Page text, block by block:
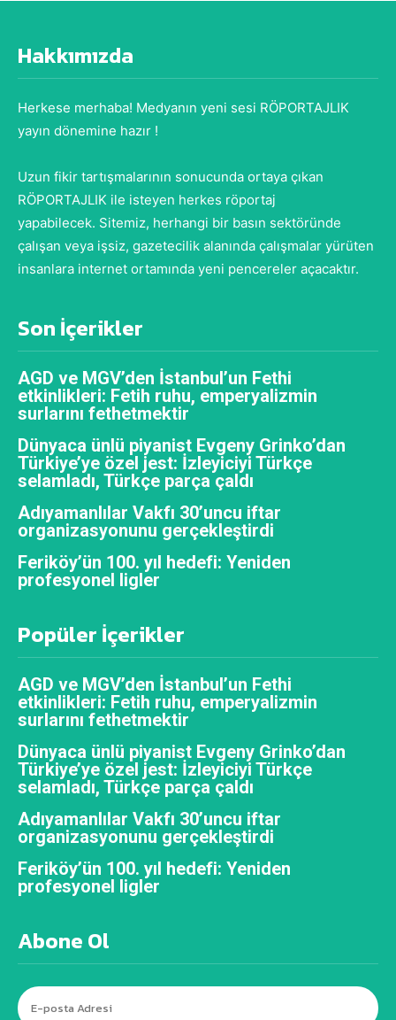
Hakkımızda
Herkese merhaba! Medyanın yeni sesi RÖPORTAJLIK
yayın dönemine hazır !
Uzun fikir tartışmalarının sonucunda ortaya çıkan
RÖPORTAJLIK ile isteyen herkes röportaj
yapabilecek. Sitemiz, herhangi bir basın sektöründe
çalışan veya işsiz, gazetecilik alanında çalışmalar yürüten
insanlara internet ortamında yeni pencereler açacaktır.
Son İçerikler
AGD ve MGV’den İstanbul’un Fethi
etkinlikleri: Fetih ruhu, emperyalizmin
surlarını fethetmektir
Dünyaca ünlü piyanist Evgeny Grinko’dan
Türkiye’ye özel jest: İzleyiciyi Türkçe
selamladı, Türkçe parça çaldı
Adıyamanlılar Vakfı 30’uncu iftar
organizasyonunu gerçekleştirdi
Feriköy’ün 100. yıl hedefi: Yeniden
profesyonel ligler
Popüler İçerikler
AGD ve MGV’den İstanbul’un Fethi
etkinlikleri: Fetih ruhu, emperyalizmin
surlarını fethetmektir
Dünyaca ünlü piyanist Evgeny Grinko’dan
Türkiye’ye özel jest: İzleyiciyi Türkçe
selamladı, Türkçe parça çaldı
Adıyamanlılar Vakfı 30’uncu iftar
organizasyonunu gerçekleştirdi
Feriköy’ün 100. yıl hedefi: Yeniden
profesyonel ligler
Abone Ol